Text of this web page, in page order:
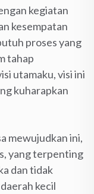
kegiatan
kesempatan
proses yang
tahap
utamaku, visi ini
kuharapkan
mewujudkan ini,
yang terpenting
dan tidak
kecil